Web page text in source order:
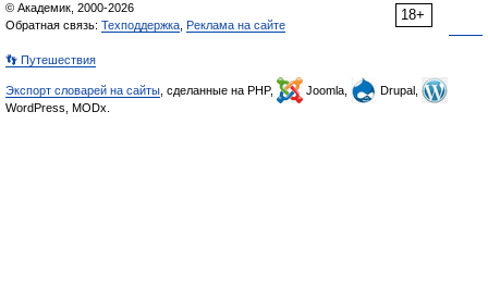
18+
© Академик, 2000-2026
Обратная связь: Техподдержка Реклама на сайте
👣 Путешествия
Экспорт словарей на сайты , сделанные на PHP, Joomla,
Drupal,
WordPress, MODx.